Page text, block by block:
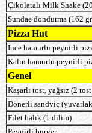
Çikolatalı Milk Shake
Sundae dondurma (162
Pizza Hut
İnce hamurlu peynirli
Kalın hamurlu peynirli
Genel
Kaşarlı tost, yağsız (2
Dönerli sandviç
Filet balık (1 dilim)